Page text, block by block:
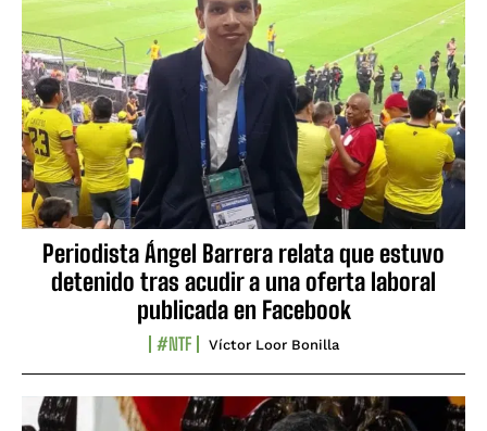
Periodista Ángel Barrera relata que estuvo
detenido tras acudir a una oferta laboral
publicada en Facebook
#NTF Víctor Loor Bonilla